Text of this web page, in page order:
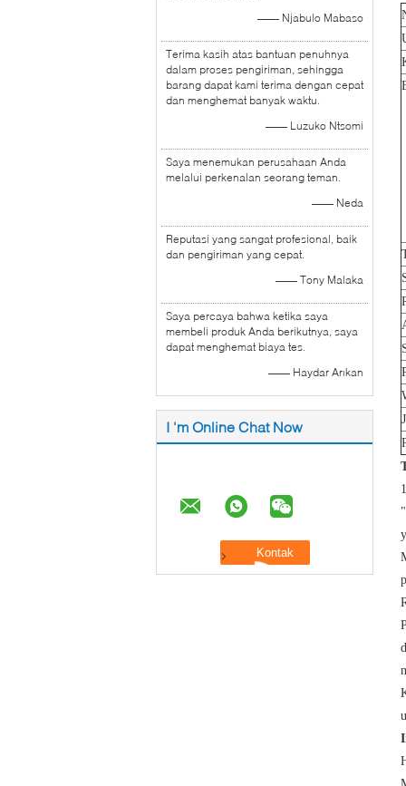
—— Njabulo Mabaso
Terima kasih atas bantuan penuhnya
dalam proses pengiriman, sehingga
barang dapat kami terima dengan cepat
dan menghemat banyak waktu.
—— Luzuko Ntsomi
Saya menemukan perusahaan Anda
melalui perkenalan seorang teman.
—— Neda
Reputasi yang sangat profesional, baik
dan pengiriman yang cepat.
—— Tony Malaka
Saya percaya bahwa ketika saya
membeli produk Anda berikutnya, saya
dapat menghemat biaya tes.
—— Haydar Arıkan
I 'm Online Chat Now